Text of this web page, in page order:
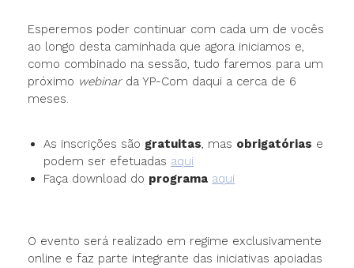
Esperemos poder continuar com cada um de vocês
ao longo desta caminhada que agora iniciamos e,
como combinado na sessão, tudo faremos para um
próximo webinarda YP-Com daqui a cerca de 6
meses.
As inscrições são gratuitas, mas obrigatórias e
podem ser efetuadas aqui
Faça download do programa aqui
O evento será realizado em regime exclusivamente
online e faz parte integrante das iniciativas apoiadas